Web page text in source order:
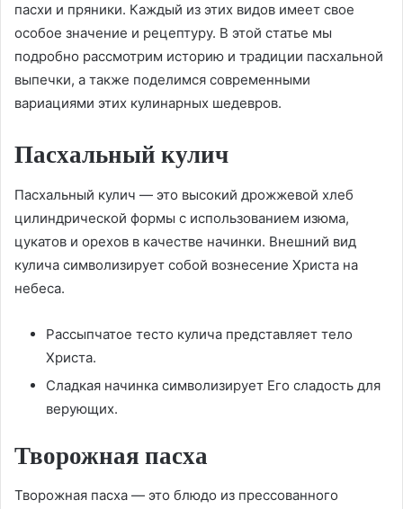
пасхи и пряники. Каждый из этих видов имеет свое
особое значение и рецептуру. В этой статье мы
подробно рассмотрим историю и традиции пасхальной
выпечки, а также поделимся современными
вариациями этих кулинарных шедевров.
Пасхальный кулич
Пасхальный кулич — это высокий дрожжевой хлеб
цилиндрической формы с использованием изюма,
цукатов и орехов в качестве начинки. Внешний вид
кулича символизирует собой вознесение Христа на
небеса.
Рассыпчатое тесто кулича представляет тело
Христа.
Сладкая начинка символизирует Его сладость для
верующих.
Творожная пасха
Творожная пасха — это блюдо из прессованного